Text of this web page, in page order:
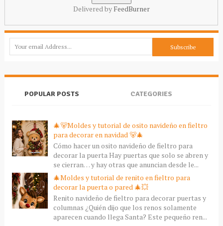
Delivered by FeedBurner
POPULAR POSTS CATEGORIES
🎄🐻Moldes y tutorial de osito navideño en fieltro
para decorar en navidad 🐻🎄
Cómo hacer un osito navideño de fieltro para
decorar la puerta Hay puertas que solo se abren y
se cierran… y hay otras que anuncian desde le...
🎄Moldes y tutorial de renito en fieltro para
decorar la puerta o pared 🎄💥
Renito navideño de fieltro para decorar puertas y
columnas ¿Quién dijo que los renos solamente
aparecen cuando llega Santa? Este pequeño ren...